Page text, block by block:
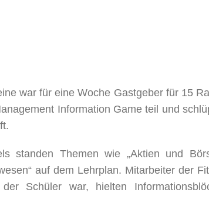
war für eine Woche Gastgeber für 15
Information Game teil und
standen Themen wie „Aktien und
auf dem Lehrplan. Mitarbeiter der
Schüler war, hielten